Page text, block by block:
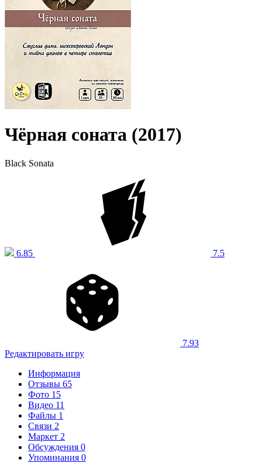
Чёрная соната (2017)
Black Sonata
6.85 7.5
7.93
Редактировать игру
Информация
Отзывы 65
Фото 15
Видео 11
Файлы 1
Связи 2
Маркет 2
Обсуждения 0
Упоминания 0